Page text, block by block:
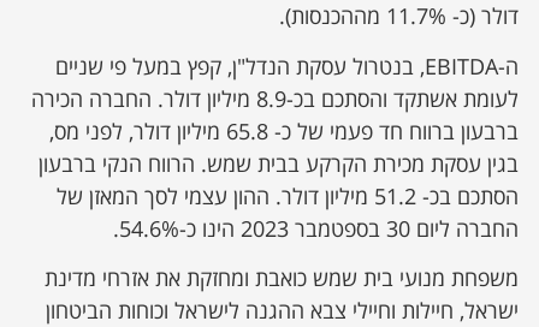
דולר (כ- 11.7% מההכנסות).
ה-EBITDA, בנטרול עסקת הנדל"ן, קפץ במעל פי שניים
לעומת אשתקד והסתכם בכ-8.9 מיליון דולר. החברה הכירה
ברבעון ברווח חד פעמי של כ- 65.8 מיליון דולר, לפני מס,
בגין עסקת מכירת הקרקע בבית שמש. הרווח הנקי ברבעון
הסתכם בכ- 51.2 מיליון דולר. ההון עצמי לסך המאזן של
החברה ליום 30 בספטמבר 2023 הינו כ-54.6%.
משפחת מנועי בית שמש כואבת ומחזקת את אזרחי מדינת
ישראל, חיילות וחיילי צבא ההגנה לישראל וכוחות הביטחון